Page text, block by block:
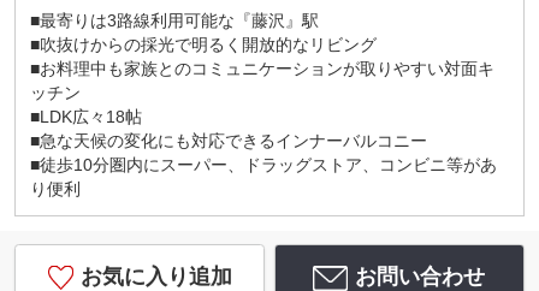
■最寄りは3路線利用可能な『藤沢』駅
■吹抜けからの採光で明るく開放的なリビング
■お料理中も家族とのコミュニケーションが取りやすい対面キ
ッチン
■LDK広々18帖
■急な天候の変化にも対応できるインナーバルコニー
■徒歩10分圏内にスーパー、ドラッグストア、コンビニ等があ
り便利
お気に入り追加 お問い合わせ